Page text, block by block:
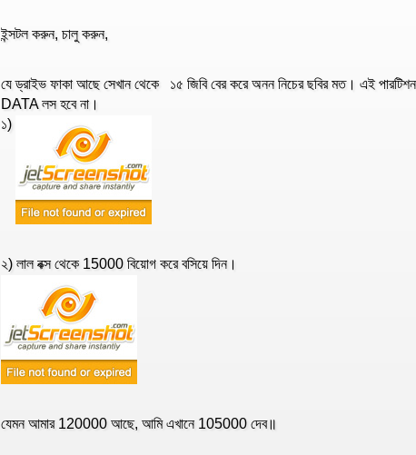
ইন্সটল করুন, চালু করুন,
যে ড্রাইভ ফাকা আছে সেখান থেকে ১৫ জিবি বের করে অনন নিচের ছবির মত। এই
DATA লস হবে না।
১)
২) লাল বক্স থেকে 15000 বিয়োগ করে বসিয়ে দিন।
যেমন আমার 120000 আছে, আমি এখানে 105000 দেব॥